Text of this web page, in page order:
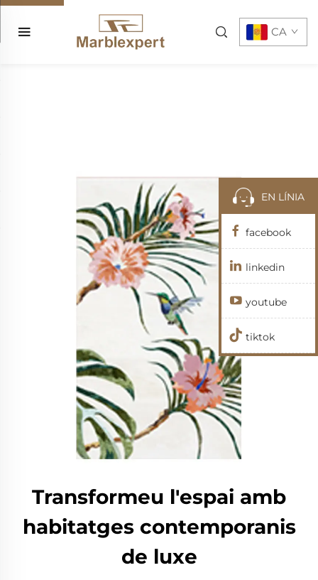
CA
Transformeu l'espai amb
habitatges contemporanis
de luxe
EN LÍNIA
facebook
linkedin
youtube
tiktok